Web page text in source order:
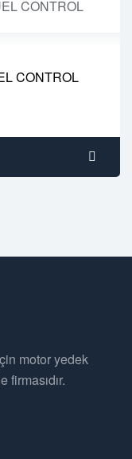
CONTROL
motor yedek